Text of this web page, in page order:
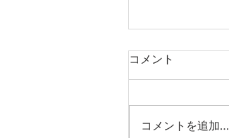
コメント
コメントを追加…